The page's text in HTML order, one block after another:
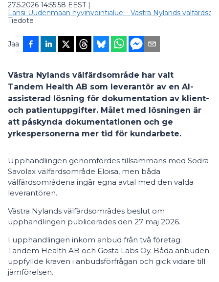
27.5.2026 14:55:58 EEST|
Länsi-Uudenmaan hyvinvointialue – Västra Nylands
Tiedote
Jaa
Västra Nylands välfärdsområde har valt
Tandem Health AB som leverantör av en AI-
assisterad lösning för dokumentation av klient-
och patientuppgifter. Målet med lösningen är
att påskynda dokumentationen och ge
yrkespersonerna mer tid för kundarbete.
Upphandlingen genomfördes tillsammans med Södra
Savolax välfärdsområde Eloisa, men båda
välfärdsområdena ingår egna avtal med den valda
leverantören.
Västra Nylands välfärdsområdes beslut om
upphandlingen publicerades den 27 maj 2026.
I upphandlingen inkom anbud från två företag:
Tandem Health AB och Gosta Labs Oy. Båda anbuden
uppfyllde kraven i anbudsförfrågan och gick vidare till
jämförelsen.